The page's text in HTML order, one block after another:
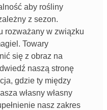
aby rośliny
z sezon.
rozważany w związku
. Towary
się z obraz na
naszą stronę
, gdzie ty między
własny własny
nasz zakres